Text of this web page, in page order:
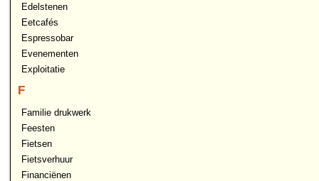
Edelstenen
Eetcafés
Espressobar
Evenementen
Exploitatie
F
Familie drukwerk
Feesten
Fietsen
Fietsverhuur
Financiënen